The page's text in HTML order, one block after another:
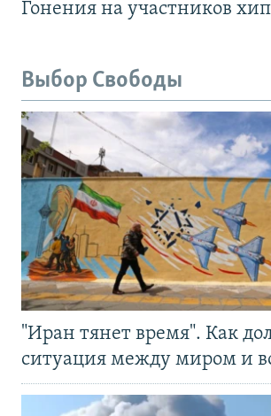
Гонения на участников
Выбор Свободы
"Иран тянет время". Как
ситуация между миром и